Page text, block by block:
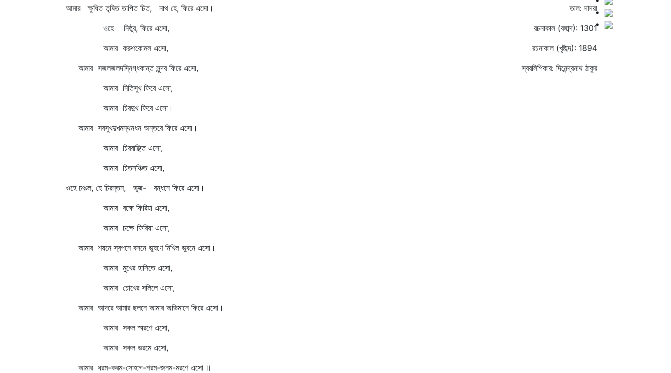
আমার ক্ষুধিত তৃষিত তাপিত চিত, নাথ হে, ফিরে এসো।
ওহে নিষ্ঠুর, ফিরে এসো,
আমার করুণকোমল এসো,
আমার সজলজলদস্নিগ্ধকান্ত সুন্দর ফিরে এসো,
আমার নিতিসুখ ফিরে এসো,
আমার চিরদুখ ফিরে এসো।
আমার সবসুখদুখমন্থনধন অন্তরে ফিরে এসো।
আমার চিরবাঞ্ছিত এসো,
আমার চিতসঞ্চিত এসো,
ওহে চঞ্চল, হে চিরন্তন, ভুজ- বন্ধনে ফিরে এসো।
আমার বক্ষে ফিরিয়া এসো,
আমার চক্ষে ফিরিয়া এসো,
আমার শয়নে স্বপনে বসনে ভূষণে নিখিল ভুবনে এসো।
আমার মুখের হাসিতে এসো,
আমার চোখের সলিলে এসো,
আমার আদরে আমার ছলনে আমার অভিমানে ফিরে এসো।
আমার সকল স্মরণে এসো,
আমার সকল ভরমে এসো,
আমার ধরম-করম-সোহাগ-শরম-জনম-মরণে এসো ॥
তাল: দাদরা
রচনাকাল (বঙ্গাব্দ): 1301
রচনাকাল (খৃষ্টাব্দ): 1894
স্বরলিপিকার: দিনেন্দ্রনাথ ঠাকুর